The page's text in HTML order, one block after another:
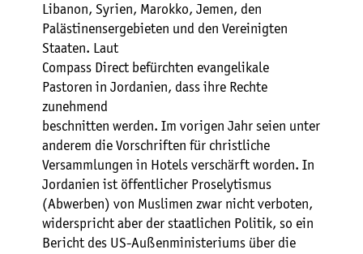
Libanon, Syrien, Marokko, Jemen, den
Palästinensergebieten und den Vereinigten
Staaten. Laut
Compass Direct befürchten evangelikale
Pastoren in Jordanien, dass ihre Rechte
zunehmend
beschnitten werden. Im vorigen Jahr seien unter
anderem die Vorschriften für christliche
Versammlungen in Hotels verschärft worden. In
Jordanien ist öffentlicher Proselytismus
(Abwerben) von Muslimen zwar nicht verboten,
widerspricht aber der staatlichen Politik, so ein
Bericht des US-Außenministeriums über die